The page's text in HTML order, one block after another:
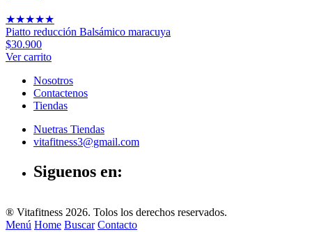
★★★★★
Piatto reducción Balsámico maracuya
$30.900
Ver carrito
Nosotros
Contactenos
Tiendas
Nuetras Tiendas
vitafitness3@gmail.com
Siguenos en:
® Vitafitness 2026. Tolos los derechos reservados.
Menú Home Buscar Contacto